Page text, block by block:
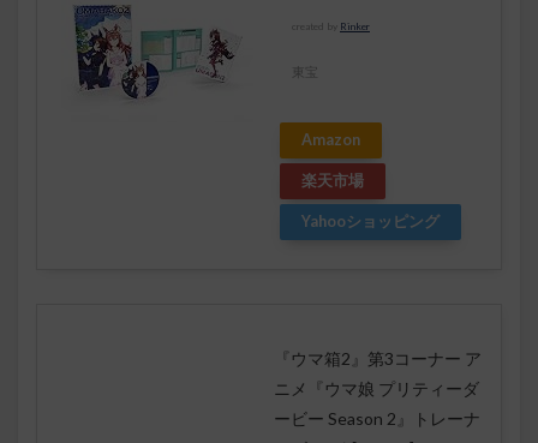
created by Rinker
東宝
Amazon
楽天市場
Yahooショッピング
『ウマ箱2』第3コーナー ア
ニメ『ウマ娘 プリティーダ
ービー Season 2』トレーナ